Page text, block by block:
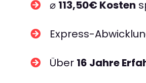
⌀ 113,50€ Kosten
Express-
Über 16 Jahre